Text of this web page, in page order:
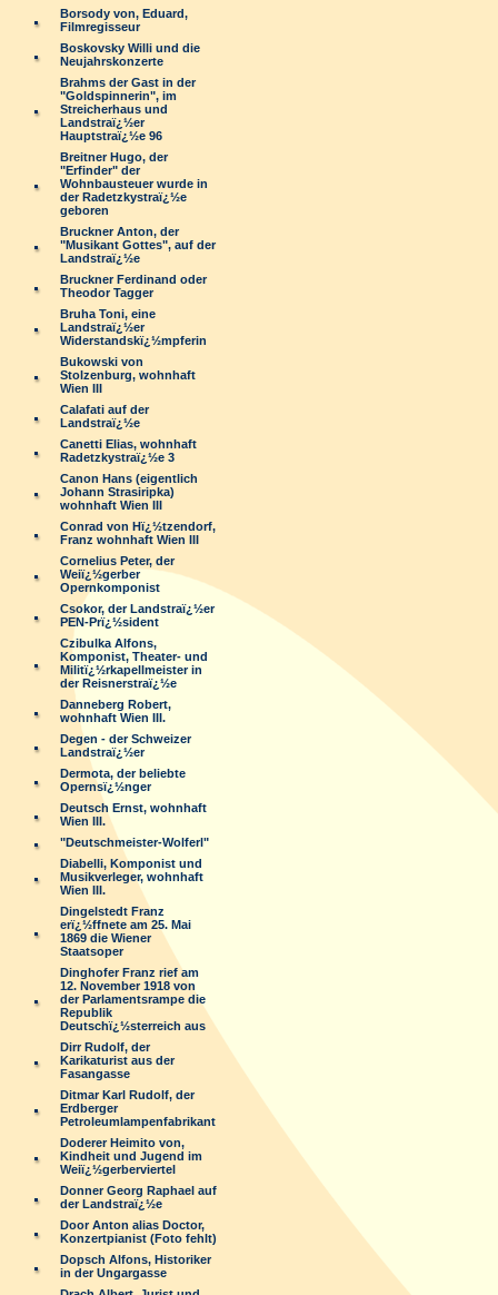
Borsody von, Eduard,
Filmregisseur
Boskovsky Willi und die
Neujahrskonzerte
Brahms der Gast in der
"Goldspinnerin", im
Streicherhaus und
Landstraï¿½er
Hauptstraï¿½e 96
Breitner Hugo, der
"Erfinder" der
Wohnbausteuer wurde in
der Radetzkystraï¿½e
geboren
Bruckner Anton, der
"Musikant Gottes", auf der
Landstraï¿½e
Bruckner Ferdinand oder
Theodor Tagger
Bruha Toni, eine
Landstraï¿½er
Widerstandskï¿½mpferin
Bukowski von
Stolzenburg, wohnhaft
Wien III
Calafati auf der
Landstraï¿½e
Canetti Elias, wohnhaft
Radetzkystraï¿½e 3
Canon Hans (eigentlich
Johann Strasiripka)
wohnhaft Wien III
Conrad von Hï¿½tzendorf,
Franz wohnhaft Wien III
Cornelius Peter, der
Weiï¿½gerber
Opernkomponist
Csokor, der Landstraï¿½er
PEN-Prï¿½sident
Czibulka Alfons,
Komponist, Theater- und
Militï¿½rkapellmeister in
der Reisnerstraï¿½e
Danneberg Robert,
wohnhaft Wien III.
Degen - der Schweizer
Landstraï¿½er
Dermota, der beliebte
Opernsï¿½nger
Deutsch Ernst, wohnhaft
Wien III.
"Deutschmeister-Wolferl"
Diabelli, Komponist und
Musikverleger, wohnhaft
Wien III.
Dingelstedt Franz
erï¿½ffnete am 25. Mai
1869 die Wiener
Staatsoper
Dinghofer Franz rief am
12. November 1918 von
der Parlamentsrampe die
Republik
Deutschï¿½sterreich aus
Dirr Rudolf, der
Karikaturist aus der
Fasangasse
Ditmar Karl Rudolf, der
Erdberger
Petroleumlampenfabrikant
Doderer Heimito von,
Kindheit und Jugend im
Weiï¿½gerberviertel
Donner Georg Raphael auf
der Landstraï¿½e
Door Anton alias Doctor,
Konzertpianist (Foto fehlt)
Dopsch Alfons, Historiker
in der Ungargasse